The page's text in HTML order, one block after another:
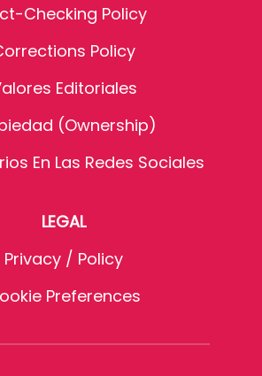
Checking Policy
Policy
Editoriales
(Ownership)
En Las Redes Sociales
LEGAL
Privacy / Policy
Preferences